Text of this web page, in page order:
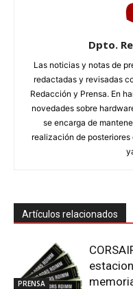
Dpto.
Las noticias y notas de
redactadas y revisadas
Redacción y Prensa. En
novedades sobre
se encarga de
realización de
Artículos relacionados
PRENSA